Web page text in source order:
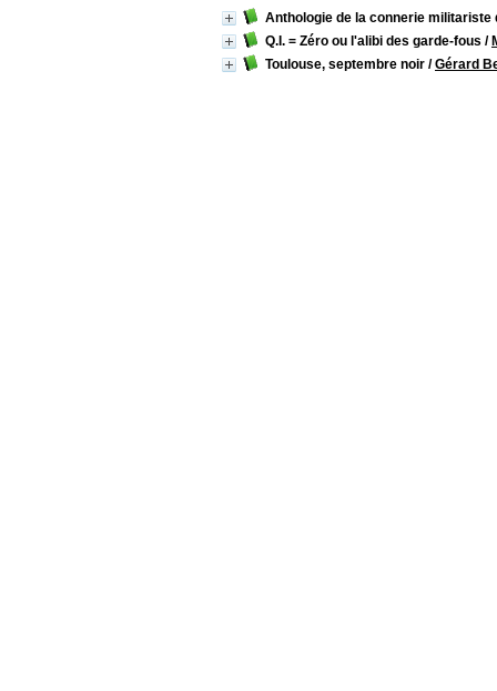
Anthologie de la connerie
Q.I. = Zéro ou l'alibi des garde-fous /
Toulouse, septembre noir /Gérard